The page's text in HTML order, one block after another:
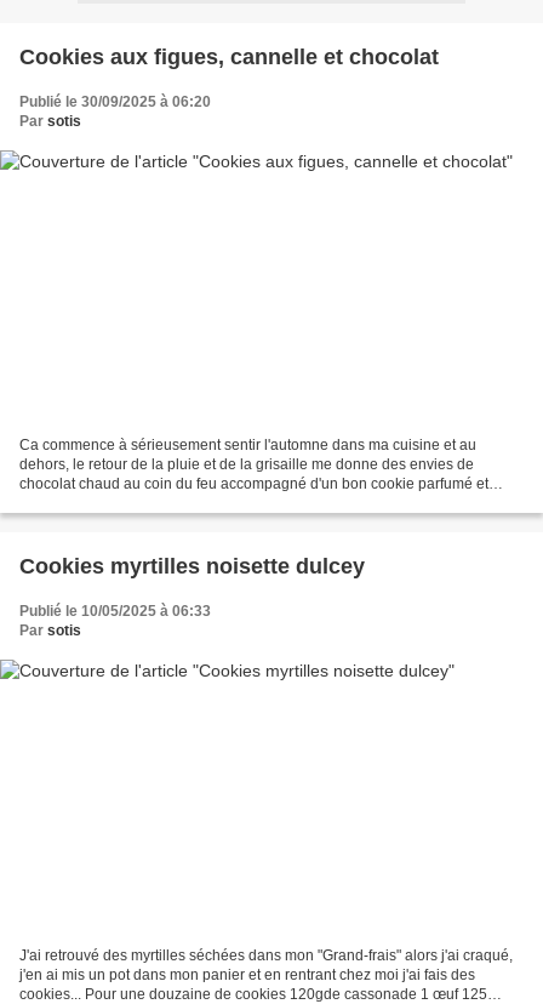
Cookies aux figues, cannelle et chocolat
Publié le 30/09/2025 à 06:20
Par sotis
Ca commence à sérieusement sentir l'automne dans ma cuisine et au
dehors, le retour de la pluie et de la grisaille me donne des envies de
chocolat chaud au coin du feu accompagné d'un bon cookie parfumé et
Cookies myrtilles noisette dulcey
Publié le 10/05/2025 à 06:33
Par sotis
J'ai retrouvé des myrtilles séchées dans mon "Grand-frais" alors j'ai craqué,
j'en ai mis un pot dans mon panier et en rentrant chez moi j'ai fais des
cookies... Pour une douzaine de cookies 120gde cassonade 1 œuf 125